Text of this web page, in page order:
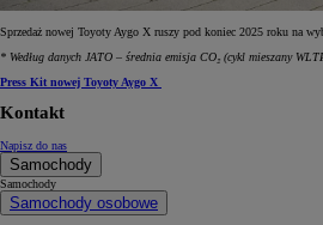
Sprzedaż nowej Toyoty Aygo X ruszy pod koniec 2025 roku na
* Według danych JATO – średnia emisja CO₂ (cykl mieszany
Press Kit nowej Toyoty Aygo X
Kontakt
Napisz do nas
Samochody
Samochody
Samochody osobowe